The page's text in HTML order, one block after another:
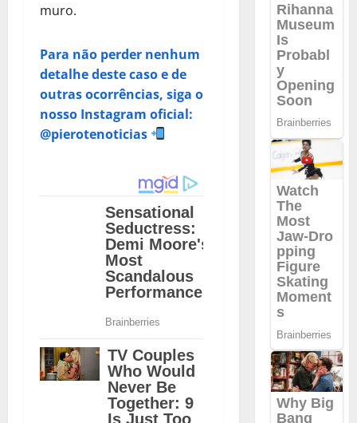
muro.
Para não perder nenhum
detalhe deste caso e de
outras ocorrências, siga o
nosso Instagram oficial:
@pierotenoticias